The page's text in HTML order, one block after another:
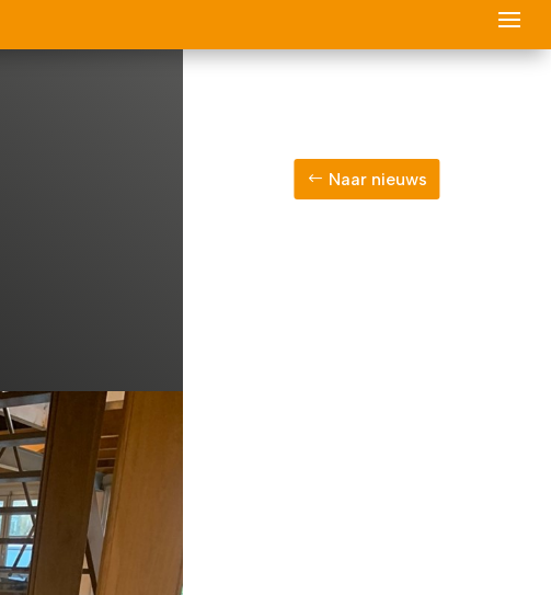
Naar nieuws